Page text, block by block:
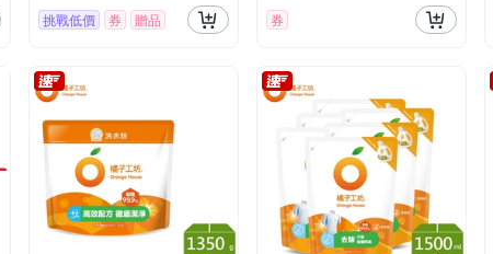
挑戰低價 券 贈品 券